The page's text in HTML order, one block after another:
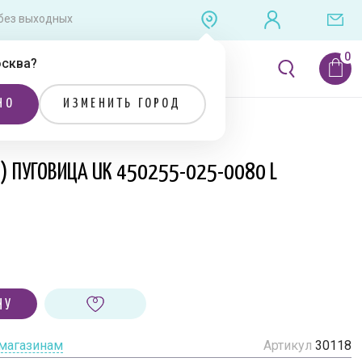
выходных
?
ИЗМЕНИТЬ ГОРОД
ЛИТЕРАТУРА
ПУГОВИЦА UK 450255-025-0080 L
Артикул 30118